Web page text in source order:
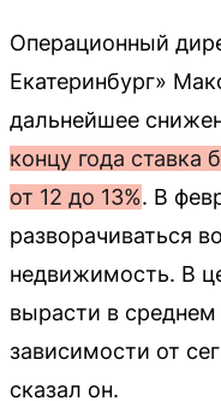
Операционный
Екатеринбург»
дальнейшее
концу года ставка
от 12 до 13%. В
разворачиваться
недвижимость. В
вырасти в среднем
зависимости от
сказал он.